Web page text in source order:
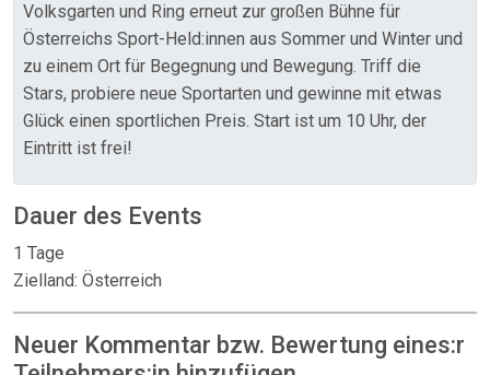
Volksgarten und Ring erneut zur großen Bühne für
Österreichs Sport-Held:innen aus Sommer und Winter und
zu einem Ort für Begegnung und Bewegung. Triff die
Stars, probiere neue Sportarten und gewinne mit etwas
Glück einen sportlichen Preis. Start ist um 10 Uhr, der
Eintritt ist frei!
Dauer des Events
1 Tage
Zielland: Österreich
Neuer Kommentar bzw. Bewertung eines:r